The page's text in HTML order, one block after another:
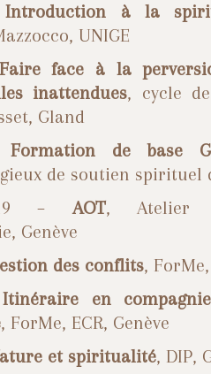
Introduction à la
UNIGE
Faire face à la
inattendues, cycle
Gland
Formation de base
de soutien spirituel
–AOT, Atelier
Genève
des conflits, ForMe,
Itinéraire en
, ForMe, ECR, Genève
et spiritualité, DIP,